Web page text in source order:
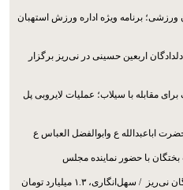
برنامه ویژه اداره ورزش استهبان
اربعین حسینی در نی‌ریز برگزار
مقابله با سیلاب؛ عملیات لایروبی پل
اباعبدالله ع وابوالفضل العباس ع
با حضور نماینده مجلس
مهار آتش‌سوزی در انجیرستان‌های پلنگان نی‌ریز / سهل‌انگاری، ۱.۳ میلیارد تومان